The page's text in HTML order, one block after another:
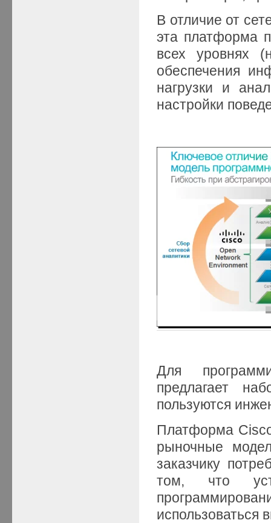
В отличие от
эта платформа
всех уровнях
обеспечения
нагрузки и
настройки
Для
предлагает
пользуются
Платформа
рыночные
заказчику
том, что
использоваться